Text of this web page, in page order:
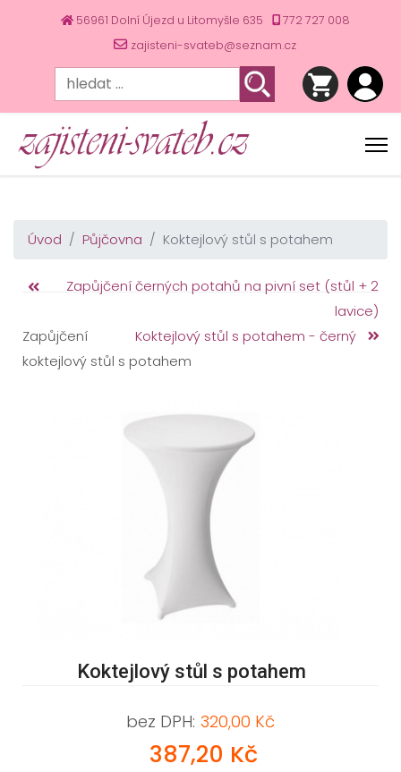
56961 Dolní Újezd u Litomyšle 635
772 727 008
zajisteni-svateb@seznam.cz
Úvod Půjčovna Koktejlový stůl s potahem
Zapůjčení černých potahů na pivní set (stůl + 2
lavice)
Koktejlový stůl s potahem - černý
Zapůjčení
koktejlový stůl s potahem
Koktejlový stůl s potahem
bez DPH: 320,00 Kč
387,20 Kč